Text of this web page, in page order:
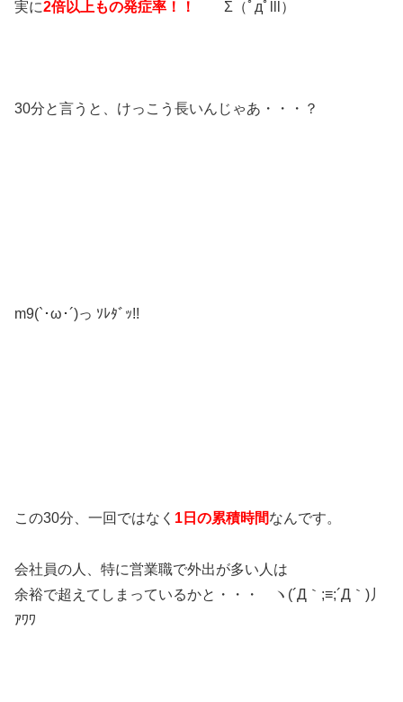
実に2倍以上もの発症率！！ Σ（ﾟдﾟlll）
30分と言うと、けっこう長いんじゃあ・・・？
m9(`･ω･´)っ ｿﾚﾀﾞｯ!!
この30分、一回ではなく 1日の累積時間なんです。
会社員の人、特に営業職で外出が多い人は
余裕で超えてしまっているかと・・・ ヽ(´Д｀;≡;´Д｀)丿
ｱﾜﾜ